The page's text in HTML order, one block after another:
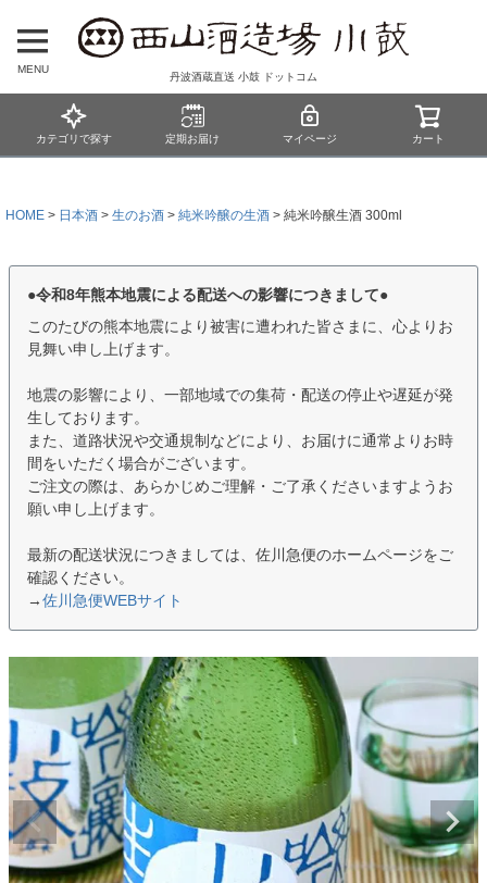
MENU
丹波酒蔵直送 小鼓 ドットコム
カテゴリで探す 定期お届け マイページ カート
HOME 日本酒 生のお酒 純米吟醸の生酒 純米吟醸生酒 300ml
●令和8年熊本地震による配送への影響につきまして●
このたびの熊本地震により被害に遭われた皆さまに、心よりお
見舞い申し上げます。
地震の影響により、一部地域での集荷・配送の停止や遅延が発
生しております。
また、道路状況や交通規制などにより、お届けに通常よりお時
間をいただく場合がございます。
ご注文の際は、あらかじめご理解・ご了承くださいますようお
願い申し上げます。
最新の配送状況につきましては、佐川急便のホームページをご
確認ください。
→佐川急便WEBサイト